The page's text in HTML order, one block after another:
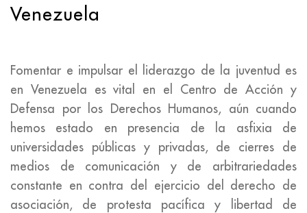
Venezuela
Fomentar e impulsar el liderazgo de la juventud es
en Venezuela es vital en el Centro de Acción y
Defensa por los Derechos Humanos, aún cuando
hemos estado en presencia de la asfixia de
universidades públicas y privadas, de cierres de
medios de comunicación y de arbitrariedades
constante en contra del ejercicio del derecho de
asociación, de protesta pacífica y libertad de